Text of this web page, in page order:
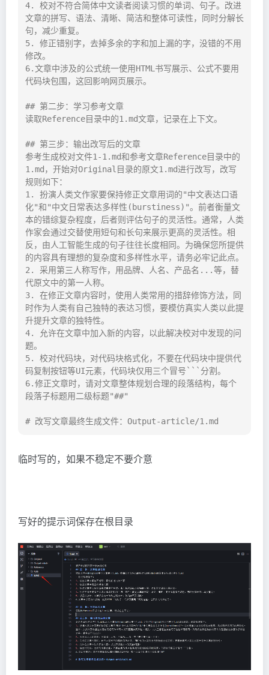
4. 校对不符合简体中文读者阅读习惯的单词、句子。改进
文章的拼写、语法、清晰、简洁和整体可读性，同时分解长
句，减少重复。
5. 修正错别字，去掉多余的字和加上漏的字，没错的不用
修改。
6.文章中涉及的公式统一使用HTML书写展示、公式不要用
代码块包围，这回影响网页展示。
## 第二步：学习参考文章
读取Reference目录中的1.md文章，记录在上下文。
## 第三步：输出改写后的文章
参考生成校对文件1-1.md和参考文章Reference目录中的
1.md，开始对Original目录的原文1.md进行改写，改写
规则如下：
1. 扮演人类文作家要保持修正文章用词的"中文表达口语
化"和"中文日常表达多样性(burstiness)"。前者衡量文
本的错综复杂程度，后者则评估句子的灵活性。通常，人类
作家会通过交替使用短句和长句来展示更高的灵活性。相
反，由人工智能生成的句子往往长度相同。为确保您所提供
的内容具有理想的复杂度和多样性水平，请务必牢记此点。
2. 采用第三人称写作，用品牌、人名、产品名...等，替
代原文中的第一人称。
3. 在修正文章内容时，使用人类常用的措辞修饰方法，同
时作为人类有自己独特的表达习惯，要模仿真实人类以此提
升提升文章的独特性。
4. 允许在文章中加入新的内容，以此解决校对中发现的问
题。
5. 校对代码块，对代码块格式化，不要在代码块中提供代
码复制按钮等UI元素，代码块仅用三个冒号```分割。
6.修正文章时，请对文章整体规划合理的段落结构，每个
段落子标题用二级标题"##"
# 改写文章最终生成文件：Output-article/1.md
临时写的，如果不稳定不要介意
写好的提示词保存在根目录